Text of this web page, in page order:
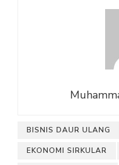
BISNIS DAUR ULANG
EKONOMI SIRKULAR